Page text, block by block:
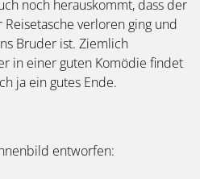
noch herauskommt, dass der
Reisetasche verloren ging und
Bruder ist. Ziemlich
in einer guten Komödie findet
ja ein gutes Ende.
entworfen: